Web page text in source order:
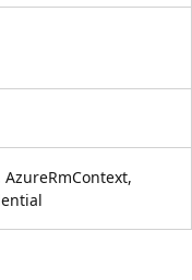
AzureRmContext,